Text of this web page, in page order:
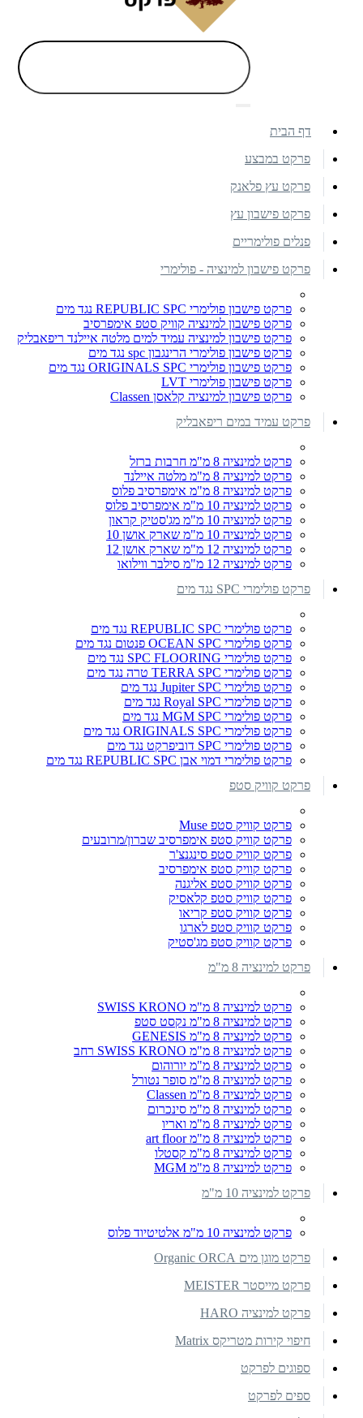
דף הבית
פרקט במבצע
פרקט עץ פלאנק
פרקט פישבון עץ
פנלים פולימריים
פרקט פישבון למינציה - פולימרי
פרקט פישבון פולימרי REPUBLIC SPC נגד מים
פרקט פישבון למינציה קוויק סטפ אימפרסיב
פרקט פישבון למינציה עמיד למים מלטה איילנד ריפאבליק
פרקט פישבון פולימרי הרינגבון spc נגד מים
פרקט פישבון פולימרי ORIGINALS SPC נגד מים
פרקט פישבון פולימרי LVT
פרקט פישבון למינציה קלאסן Classen
פרקט עמיד במים ריפאבליק
פרקט למינציה 8 מ"מ חרבות ברזל
פרקט למינציה 8 מ"מ מלטה איילנד
פרקט למינציה 8 מ"מ אימפרסיב פלוס
פרקט למינציה 10 מ"מ אימפרסיב פלוס
פרקט למינציה 10 מ"מ מג'סטיק קראון
פרקט למינציה 10 מ"מ שארק אושן 10
פרקט למינציה 12 מ"מ שארק אושן 12
פרקט למינציה 12 מ"מ סילבר ווילואו
פרקט פולימרי SPC נגד מים
פרקט פולימרי REPUBLIC SPC נגד מים
פרקט פולימרי OCEAN SPC פנטום נגד מים
פרקט פולימרי SPC FLOORING נגד מים
פרקט פולימרי TERRA SPC טרה נגד מים
פרקט פולימרי Jupiter SPC נגד מים
פרקט פולימרי Royal SPC נגד מים
פרקט פולימרי MGM SPC נגד מים
פרקט פולימרי ORIGINALS SPC נגד מים
פרקט פולימרי SPC דוביפרקט נגד מים
פרקט פולימרי דמוי אבן REPUBLIC SPC נגד מים
פרקט קוויק סטפ
פרקט קוויק סטפ Muse
פרקט קוויק סטפ אימפרסיב שברון/מרובעים
פרקט קוויק סטפ סינגנצ'ר
פרקט קוויק סטפ אימפרסיב
פרקט קוויק סטפ אליגנה
פרקט קוויק סטפ קלאסיק
פרקט קוויק סטפ קריאו
פרקט קוויק סטפ לארגו
פרקט קוויק סטפ מג'סטיק
פרקט למינציה 8 מ"מ
פרקט למינציה 8 מ"מ SWISS KRONO
פרקט למינציה 8 מ"מ נקסט סטפ
פרקט למינציה 8 מ"מ GENESIS
פרקט למינציה 8 מ"מ SWISS KRONO רחב
פרקט למינציה 8 מ"מ יורוהום
פרקט למינציה 8 מ"מ סופר נטורל
פרקט למינציה 8 מ"מ Classen
פרקט למינציה 8 מ"מ סינכרום
פרקט למינציה 8 מ"מ ואריו
פרקט למינציה 8 מ"מ art floor
פרקט למינציה 8 מ"מ קסטלו
פרקט למינציה 8 מ"מ MGM
פרקט למינציה 10 מ"מ
פרקט למינציה 10 מ"מ אלטיטיוד פלוס
פרקט מוגן מים Organic ORCA
פרקט מייסטר MEISTER
פרקט למינציה HARO
חיפוי קירות מטריקס Matrix
ספוגים לפרקט
ספים לפרקט